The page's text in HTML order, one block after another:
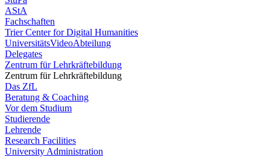
AStA
Fachschaften
Trier Center for Digital Humanities
UniversitätsVideoAbteilung
Delegates
Zentrum für Lehrkräftebildung
Zentrum für Lehrkräftebildung
Das ZfL
Beratung & Coaching
Vor dem Studium
Studierende
Lehrende
Research Facilities
University Administration